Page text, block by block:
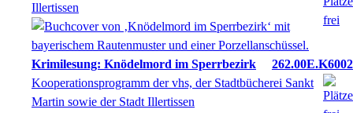
Illertissen
Krimilesung: Knödelmord im Sperrbezirk
262.00E.K6002
Kooperationsprogramm der vhs, der Stadtbücherei Sankt
Martin sowie der Stadt Illertissen